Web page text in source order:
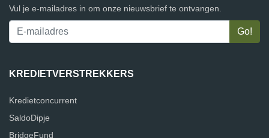
Vul je e-mailadres in om onze nieuwsbrief te ontvangen.
KREDIETVERSTREKKERS
Kredietconcurrent
SaldoDipje
BridgeFund